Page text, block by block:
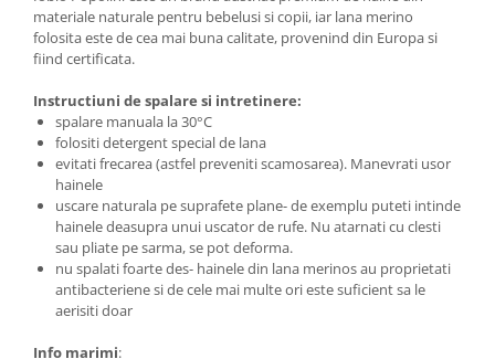
materiale naturale pentru bebelusi si copii, iar lana merino
folosita este de cea mai buna calitate, provenind din Europa si
fiind certificata.
Instructiuni de spalare si intretinere:
spalare manuala la 30°C
folositi detergent special de lana
evitati frecarea (astfel preveniti scamosarea). Manevrati usor
hainele
uscare naturala pe suprafete plane- de exemplu puteti intinde
hainele deasupra unui uscator de rufe. Nu atarnati cu clesti
sau pliate pe sarma, se pot deforma.
nu spalati foarte des- hainele din lana merinos au proprietati
antibacteriene si de cele mai multe ori este suficient sa le
aerisiti doar
Info marimi: